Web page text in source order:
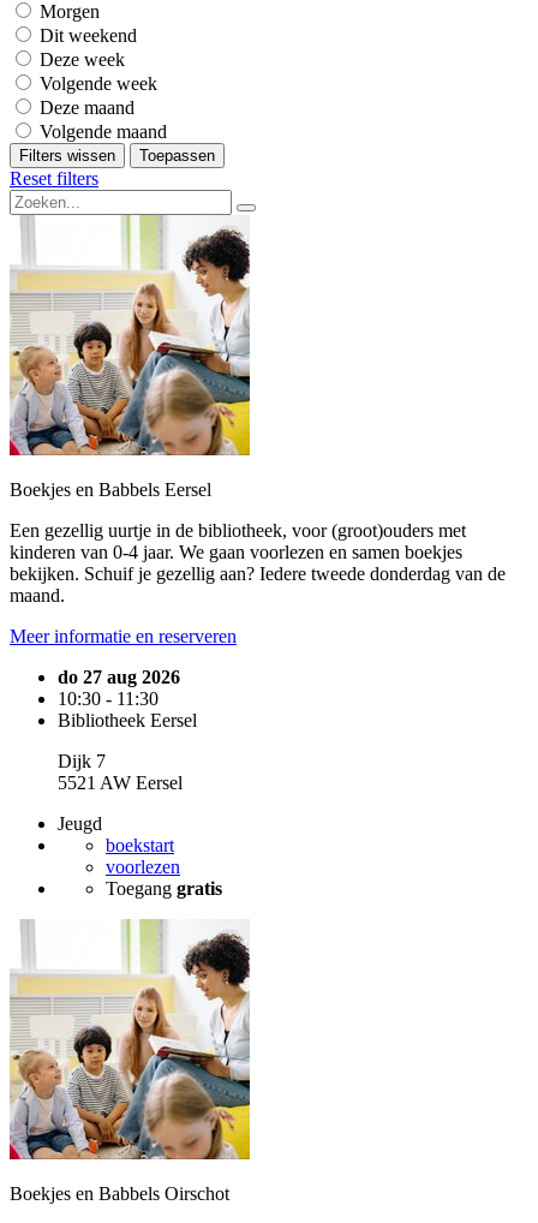
Morgen
Dit weekend
Deze week
Volgende week
Deze maand
Volgende maand
Filters wissen Toepassen
Reset filters
Boekjes en Babbels Eersel
Een gezellig uurtje in de bibliotheek, voor (groot)ouders met
kinderen van 0-4 jaar. We gaan voorlezen en samen boekjes
bekijken. Schuif je gezellig aan? Iedere tweede donderdag van de
maand.
Meer informatie en reserveren
do 27 aug 2026
10:30 - 11:30
Bibliotheek Eersel
Dijk 7
5521 AW Eersel
Jeugd
boekstart
voorlezen
Toegang gratis
Boekjes en Babbels Oirschot